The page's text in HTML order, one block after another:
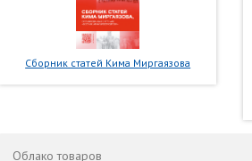
Сборник статей Кима Миргаязова
Облакотоваров